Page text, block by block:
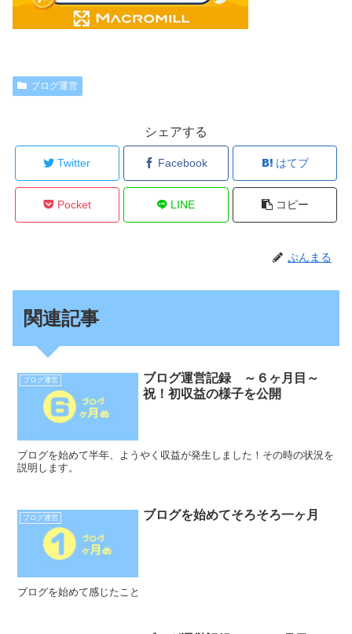
ブログ運営
シェアする
Twitter Facebook はてブ
Pocket LINE コピー
ぷんまる
関連記事
ブログ運営
ブログ運営記録 ～６ヶ月目～
祝！初収益の様子を公開
ブログを始めて半年、ようやく収益が発生しました！その時の状況を
説明します。
ブログ運営 ブログを始めてそろそろ一ヶ月
ブログを始めて感じたこと